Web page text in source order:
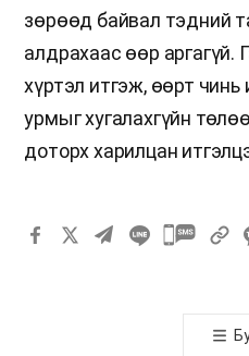
зөрөөд байвал тэдний
алдрахаас өөр аргагүй.
хүртэл итгэж, өөрт чинь
урмыг хугалахгүйн
доторх харилцан